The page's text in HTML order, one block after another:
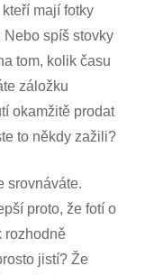
mají fotky
Nebo spíš stovky
tom, kolik času
záložku
okamžitě prodat
to někdy zažili?
srovnáváte.
proto, že fotí o
rozhodně
jistí? Že